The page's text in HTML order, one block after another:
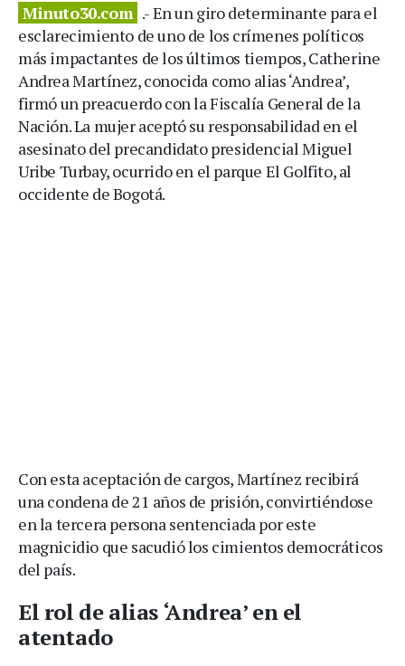
Minuto30.com .- En un giro determinante para el
esclarecimiento de uno de los crímenes políticos
más impactantes de los últimos tiempos, Catherine
Andrea Martínez, conocida como alias ‘Andrea’,
firmó un preacuerdo con la Fiscalía General de la
Nación. La mujer aceptó su responsabilidad en el
asesinato del precandidato presidencial Miguel
Uribe Turbay, ocurrido en el parque El Golfito, al
occidente de Bogotá.
Con esta aceptación de cargos, Martínez recibirá
una condena de 21 años de prisión, convirtiéndose
en la tercera persona sentenciada por este
magnicidio que sacudió los cimientos democráticos
del país.
El rol de alias ‘Andrea’ en el
atentado